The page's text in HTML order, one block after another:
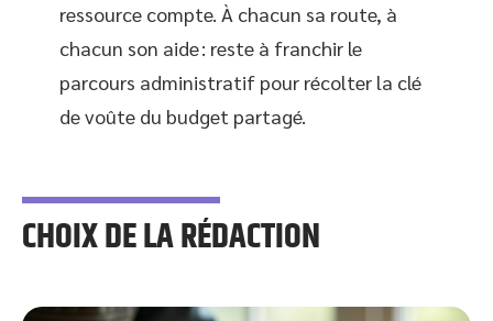
ressource compte. À chacun sa route, à
chacun son aide : reste à franchir le
parcours administratif pour récolter la clé
de voûte du budget partagé.
CHOIX DE LA RÉDACTION